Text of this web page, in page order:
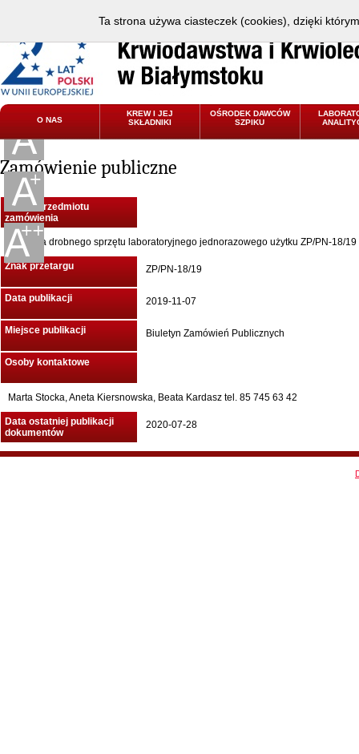
O NAS
KREW I JEJ
SKŁADNIKI
OŚRODEK DAWCÓW
SZPIKU
Zamówienie publiczne
Nazwa przedmiotu
zamówienia
Dostawa drobnego sprzętu laboratoryjnego jednorazowego użytku ZP/PN-18/19
Znak przetargu ZP/PN-18/19
Data publikacji 2019-11-07
Miejsce publikacji Biuletyn Zamówień Publicznych
Osoby kontaktowe
Marta Stocka, Aneta Kiersnowska, Beata Kardasz tel. 85 745 63 42
Data ostatniej publikacji
dokumentów
2020-07-28
Ta strona używa ciasteczek (cookies), dzięki